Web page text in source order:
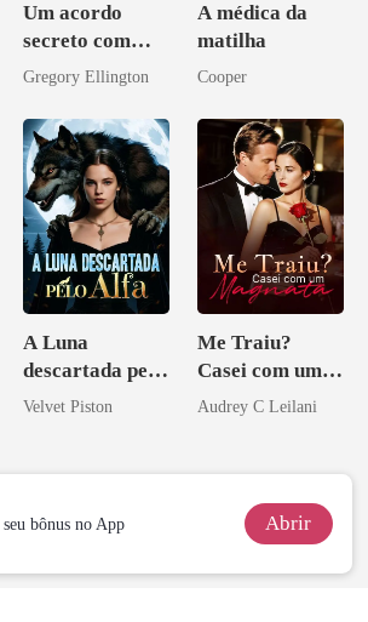
Um acordo
secreto com
meu chefe
Gregory Ellington
A médica da
matilha
Cooper
A Luna
descartada pelo
Alfa
Velvet Piston
Me Traiu?
Casei com um
Magnata
Audrey C Leilani
bônus no App Abrir